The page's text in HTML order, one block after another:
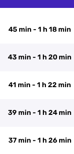
45 min - 1 h 18 min
43 min - 1 h 20 min
41 min - 1 h 22 min
39 min - 1 h 24 min
37 min - 1 h 26 min